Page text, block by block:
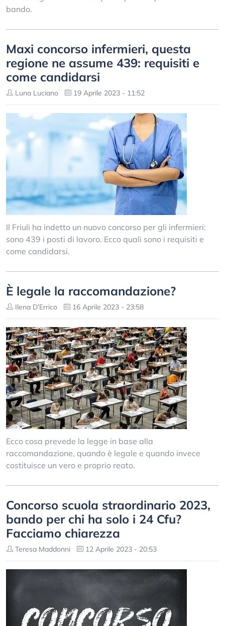
bando.
Maxi concorso infermieri, questa
regione ne assume 439: requisiti e
come candidarsi
Luna Luciano 19 Aprile 2023 - 11:52
Il Friuli ha indetto un nuovo concorso per gli infermieri:
sono 439 i posti di lavoro. Ecco quali sono i requisiti e
come candidarsi.
È legale la raccomandazione?
Ilena D’Errico 16 Aprile 2023 - 23:58
Ecco cosa prevede la legge in base alla
raccomandazione, quando è legale e quando invece
costituisce un vero e proprio reato.
Concorso scuola straordinario 2023,
bando per chi ha solo i 24 Cfu?
Facciamo chiarezza
Teresa Maddonni 12 Aprile 2023 - 20:53